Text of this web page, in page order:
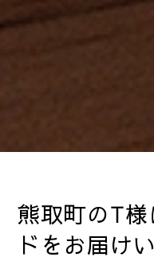
熊取町のT様
ドをお届け